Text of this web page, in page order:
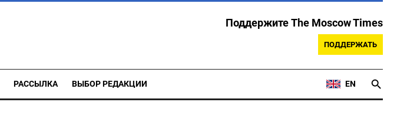
Поддержите The Moscow Times
ПОДДЕРЖАТЬ
РАССЫЛКА ВЫБОР РЕДАКЦИИ EN